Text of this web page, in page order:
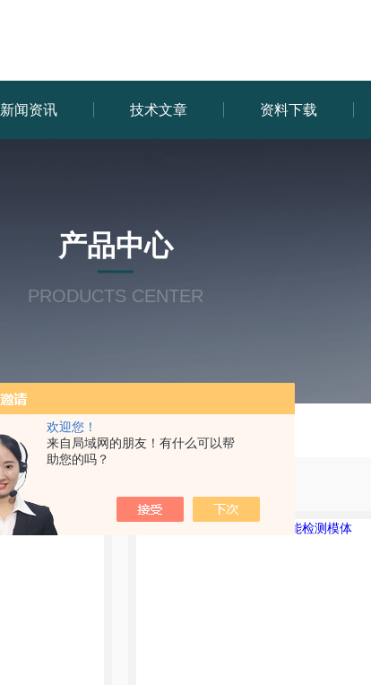
欢迎您！
来自局域网的朋友！有什么可以帮
助您的吗？
新闻资讯 技术文章 资料下载
产品中心
PRODUCTS CENTER